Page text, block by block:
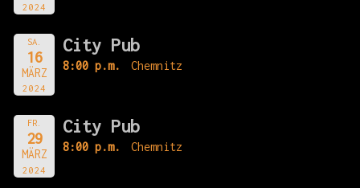
2024
SA.
16
MÄRZ
2024
City Pub
8:00 p.m. Chemnitz
FR.
29
MÄRZ
2024
City Pub
8:00 p.m. Chemnitz